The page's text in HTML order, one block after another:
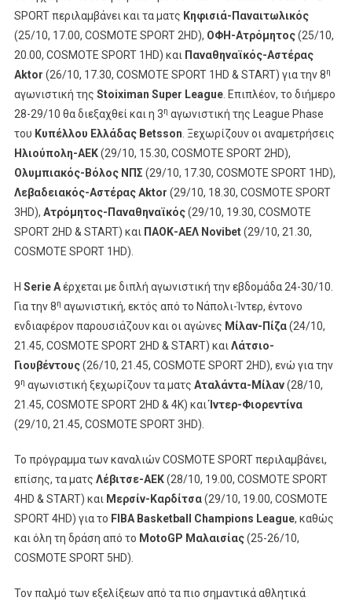
SPORT περιλαμβάνει και τα ματς Κηφισιά-Παναιτωλικός
(25/10, 17.00, COSMOTE SPORT 2HD), ΟΦΗ-Ατρόμητος(25/10,
20.00, COSMOTE SPORT 1HD) και Παναθηναϊκός-Αστέρας
Aktor (26/10, 17.30, COSMOTE SPORT 1HD & START) για την 8η
αγωνιστική της Stoiximan Super League. Επιπλέον, το διήμερο
28-29/10 θα διεξαχθεί και η 3η αγωνιστική της League Phase
του Κυπέλλου Ελλάδας Betsson. Ξεχωρίζουν οι αναμετρήσεις
Ηλιούπολη-ΑΕΚ(29/10, 15.30, COSMOTE SPORT 2HD),
Ολυμπιακός-Βόλος ΝΠΣ (29/10, 17.30, COSMOTE SPORT 1HD),
Λεβαδειακός-Αστέρας Aktor (29/10, 18.30, COSMOTE SPORT
3HD), Ατρόμητος-Παναθηναϊκός(29/10, 19.30, COSMOTE
SPORT 2HD & START) και ΠΑΟΚ-ΑΕΛ Novibet(29/10, 21.30,
COSMOTE SPORT 1HD).
Η SerieAέρχεται με διπλή αγωνιστική την εβδομάδα 24-30/10.
Για την 8η αγωνιστική, εκτός από το Νάπολι-Ίντερ, έντονο
ενδιαφέρον παρουσιάζουν και οι αγώνες Μίλαν-Πίζα(24/10,
21.45, COSMOTE SPORT 2HD & START) καιΛάτσιο-
Γιουβέντους(26/10, 21.45, COSMOTE SPORT 2HD), ενώ για την
9η αγωνιστική ξεχωρίζουν τα ματς Αταλάντα-Μίλαν(28/10,
21.45, COSMOTE SPORT 2HD & 4K) καιΊντερ-Φιορεντίνα
(29/10, 21.45, COSMOTE SPORT 3HD).
Το πρόγραμμα των καναλιών COSMOTE SPORT περιλαμβάνει,
επίσης, τα ματς Λέβιτσε-ΑΕΚ(28/10, 19.00, COSMOTE SPORT
4HD & START) και Μερσίν-Καρδίτσα(29/10, 19.00, COSMOTE
SPORT 4HD) για το FIBA Basketball Champions League, καθώς
και όλη τη δράση από το MotoGP Μαλαισίας(25-26/10,
COSMOTE SPORT 5HD).
Τον παλμό των εξελίξεων από τα πιο σημαντικά αθλητικά